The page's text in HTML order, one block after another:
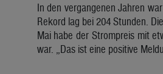
In den vergangenen Jahren
Rekord lag bei 204 Stunden.
Mai habe der Strompreis mit
war. „Das ist eine positive